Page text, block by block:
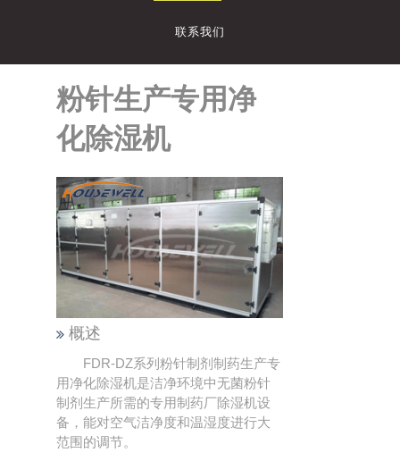
联系我们
粉针生产专用净
化除湿机
概述
FDR-DZ系列粉针制剂制药生产专
用净化除湿机是洁净环境中无菌粉针
制剂生产所需的专用制药厂除湿机设
备，能对空气洁净度和温湿度进行大
范围的调节。